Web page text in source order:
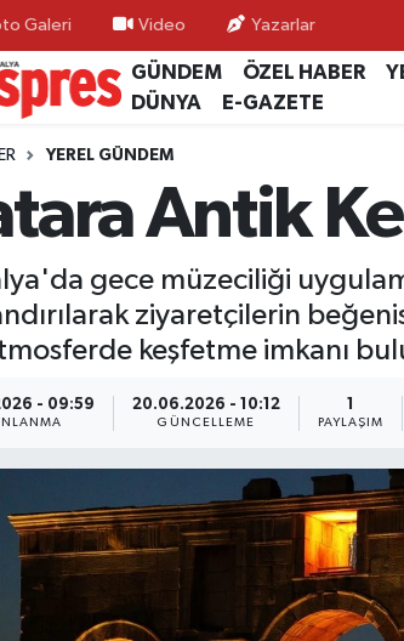
Galeri Video Yazarlar
GÜNDEM ÖZEL HABER
DÜNYA
E-GAZETE
YEREL GÜNDEM
Antik
gece müzeciliği
ziyaretçilerin
keşfetme imkanı
- 09:59 20.06.2026 - 10:12
GÜNCELLEME
1
PAYLAŞIM
Durumu ve Fikstür